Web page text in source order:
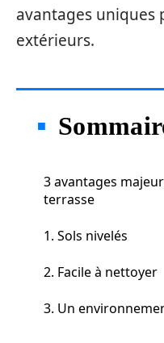
avantages uniques
extérieurs.
3 avantages
terrasse
1. Sols nivelés
2. Facile à nettoyer
3. Un